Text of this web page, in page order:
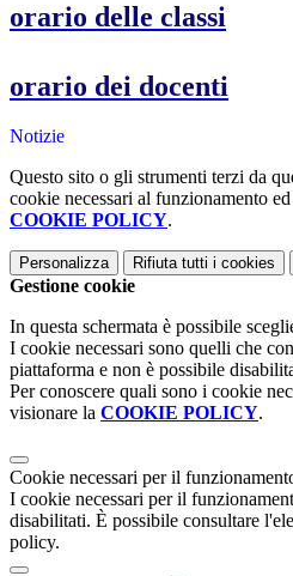
orario delle classi
orario dei docenti
Notizie
Questo sito o gli strumenti terzi da
cookie necessari al funzionamento
COOKIE POLICY.
Personalizza Rifiuta tutti i cookies
Gestione cookie
In questa schermata è possibile
I cookie necessari sono quelli che
piattaforma e non è possibile
Per conoscere quali sono i cookie
visionare la COOKIE POLICY.
Cookie necessari per il
I cookie necessari per il
disabilitati. È possibile consultare
policy.